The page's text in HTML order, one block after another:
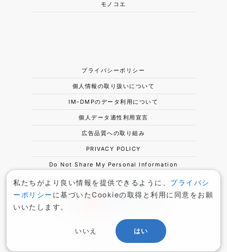
モノコエ
プライバシーポリシー
個人情報の取り扱いについて
IM-DMPのデータ利用について
個人データ適性利用宣言
広告品質への取り組み
PRIVACY POLICY
Do Not Share My Personal Information
© Intimate Merger, Inc.
私たちがより良い情報を提供できるように、 プライバシ
ーポリシー に基づいたCookieの取得と利用に同意をお願
いいたします。
いいえ はい